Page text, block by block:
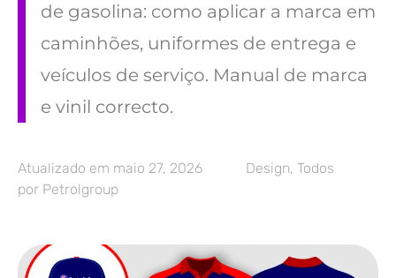
de gasolina: como aplicar a marca em
caminhões, uniformes de entrega e
veículos de serviço. Manual de marca
e vinil correcto.
Atualizado em maio 27, 2026 Design, Todos
por Petrolgroup